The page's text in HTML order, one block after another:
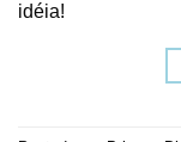
idéia!